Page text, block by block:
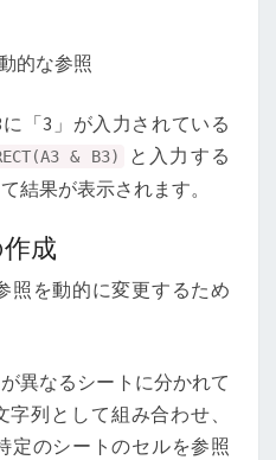
的な参照
「3」が入力されている
& B3)
と入力する
結果が表示されます。
成
照を動的に変更するため
異なるシートに分かれて
列として組み合わせ、
定のシートのセルを参照